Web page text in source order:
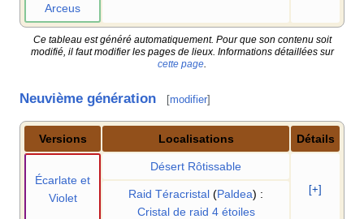
Arceus
Ce tableau est généré automatiquement. Pour que son contenu soit
modifié, il faut modifier les pages de lieux. Informations détaillées sur
cette page
Neuvième génération [modifier]
Versions Localisations Détails
Écarlate et
Violet
Désert Rôtissable
[+]
Raid Téracristal (Paldea) :
Cristal de raid 4 étoiles